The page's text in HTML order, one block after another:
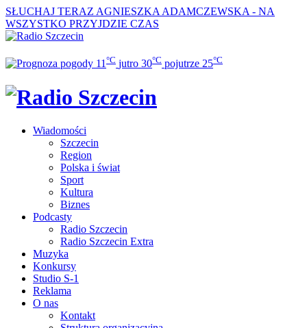
SŁUCHAJ TERAZ AGNIESZKA ADAMCZEWSKA - NA
WSZYSTKO PRZYJDZIE CZAS
11 °C jutro 30°C pojutrze 25°C
Wiadomości
Szczecin
Region
Polska i świat
Sport
Kultura
Biznes
Podcasty
Radio Szczecin
Radio Szczecin Extra
Muzyka
Konkursy
Studio S-1
Reklama
O nas
Kontakt